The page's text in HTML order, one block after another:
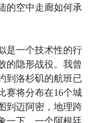
的空中走廊如何承
是一个技术性的行
的隐形战役。我曾
到洛杉矶的航班已
赛将分布在16个城
到迈阿密，地理跨
一下，一个阿根廷